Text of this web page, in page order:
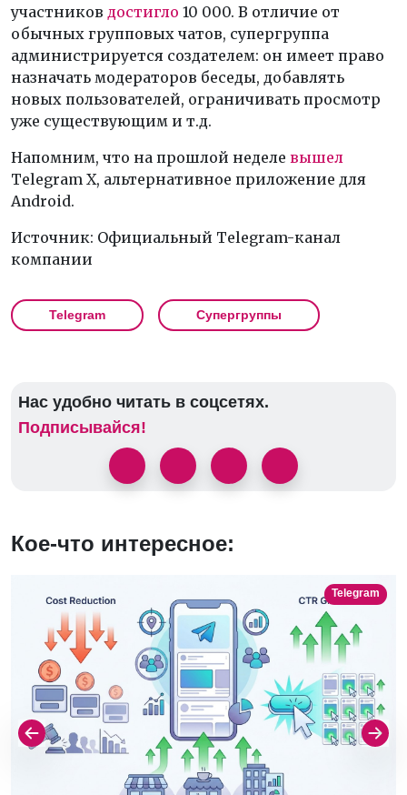
участников достигло 10 000. В отличие от
обычных групповых чатов, супергруппа
администрируется создателем: он имеет право
назначать модераторов беседы, добавлять
новых пользователей, ограничивать просмотр
уже существующим и т.д.
Напомним, что на прошлой неделе вышел
Telegram X, альтернативное приложение для
Android.
Источник: Официальный Telegram-канал
компании
Telegram Супергруппы
Нас удобно читать в соцсетях.
Подписывайся!
Кое-что интересное:
Telegram